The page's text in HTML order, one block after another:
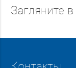
Загляните в